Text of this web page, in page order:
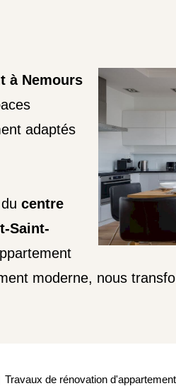
à Nemours
adaptés
centre
Saint-
moderne, nous
Travaux de rénovation